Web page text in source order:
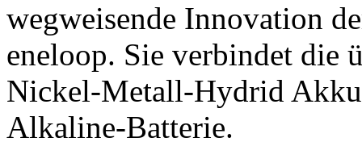
wegweisende Innovation
eneloop. Sie verbindet die
Nickel-Metall-Hydrid
Alkaline-Batterie.